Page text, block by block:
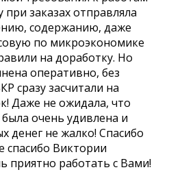
заказах отправляла
содержанию, даже
по микроэкономике
на доработку. Но
оперативно, без
сразу засчитали на
Даже не ожидала, что
очень удивлена и
денег не жалко! Спасибо
спасибо Виктории
приятно работать с Вами!